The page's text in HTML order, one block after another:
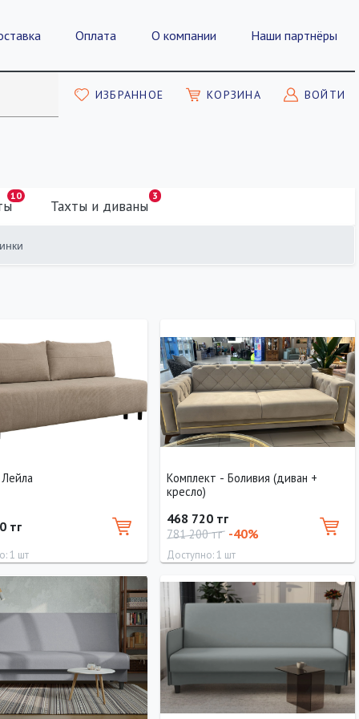
Оплата О компании Наши партнёры
ИЗБРАННОЕ КОРЗИНА ВОЙТИ
10
Тахты и диваны
3
тг
1 шт
90 см
Комплект - Боливия (диван +
кресло)
468 720 тг
781 200 тг -40%
Доступно: 1 шт
Длина
240 см
Ширина
130 см